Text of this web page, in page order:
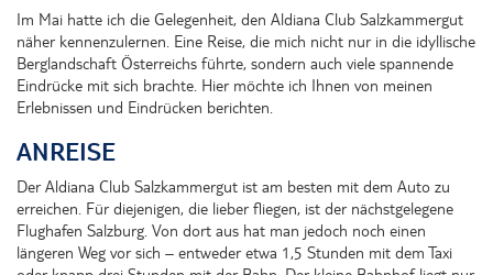
Im Mai hatte ich die Gelegenheit, den Aldiana Club Salzkammergut
näher kennenzulernen. Eine Reise, die mich nicht nur in die idyllische
Berglandschaft Österreichs führte, sondern auch viele spannende
Eindrücke mit sich brachte. Hier möchte ich Ihnen von meinen
Erlebnissen und Eindrücken berichten.
ANREISE
Der Aldiana Club Salzkammergut ist am besten mit dem Auto zu
erreichen. Für diejenigen, die lieber fliegen, ist der nächstgelegene
Flughafen Salzburg. Von dort aus hat man jedoch noch einen
längeren Weg vor sich – entweder etwa 1,5 Stunden mit dem Taxi